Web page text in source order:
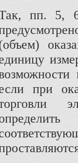
пп. 5,
при